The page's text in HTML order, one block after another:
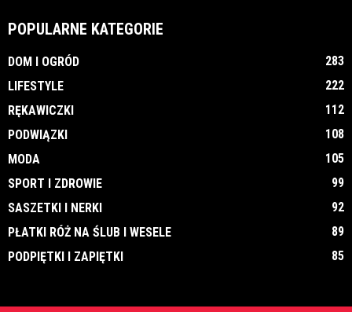
POPULARNE KATEGORIE
DOM I OGRÓD
283
LIFESTYLE
222
RĘKAWICZKI
112
PODWIĄZKI
108
MODA
105
SPORT I ZDROWIE
99
SASZETKI I NERKI
92
PŁATKI RÓŻ NA ŚLUB I WESELE
89
PODPIĘTKI I ZAPIĘTKI
85